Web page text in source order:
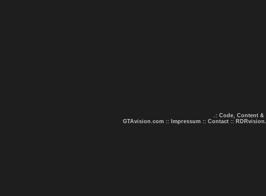
.: Code, Content &
GTAvision.com :: Impressum :: Contact ::